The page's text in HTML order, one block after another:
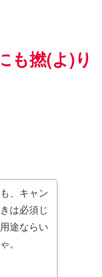
も撚(よ)り
、キャン
は必須じ
途ならい
。